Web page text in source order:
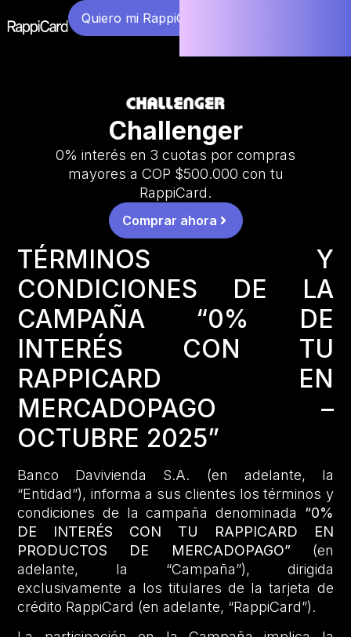
Quiero mi RappiCard
Challenger
0% interés en 3 cuotas por compras
mayores a COP $500.000 con tu
RappiCard.
Comprar ahora
TÉRMINOS Y
CONDICIONES DE LA
CAMPAÑA “0% DE
INTERÉS CON TU
RAPPICARD EN
MERCADOPAGO –
OCTUBRE 2025”
Banco Davivienda S.A. (en adelante, la
“Entidad”), informa a sus clientes los términos y
condiciones de la campaña denominada “0%
DE INTERÉS CON TU RAPPICARD EN
PRODUCTOS DE MERCADOPAGO” (en
adelante, la “Campaña”), dirigida
exclusivamente a los titulares de la tarjeta de
crédito RappiCard (en adelante, “RappiCard”).